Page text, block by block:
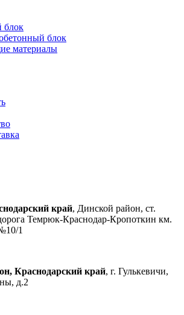
блок
блок
материалы
край, Динской район, ст.
Темрюк-Краснодар-Кропоткин км.
1
Краснодарский край, г. Гулькевичи,
д.2